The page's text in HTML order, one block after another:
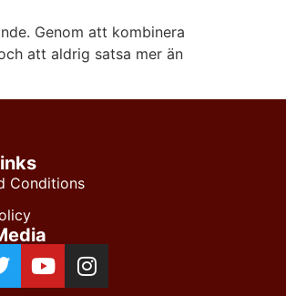
Genom att kombinera
att aldrig satsa mer än
Conditions